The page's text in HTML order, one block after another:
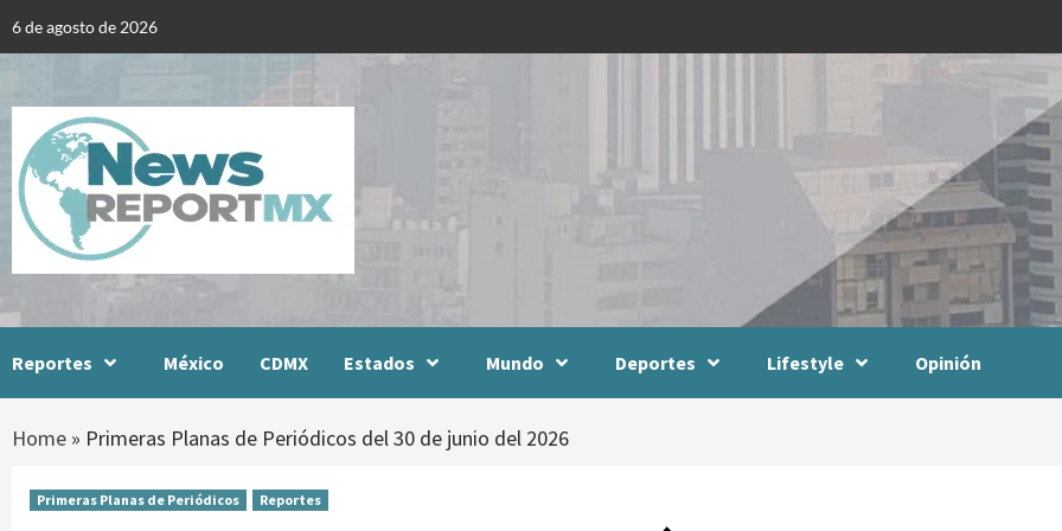
6 de agosto de 2026
Reportes México CDMX Estados Mundo Deportes Lifestyle Opinión
Home » Primeras Planas de Periódicos del 30 de junio del 2026
Primeras Planas de Periódicos Reportes